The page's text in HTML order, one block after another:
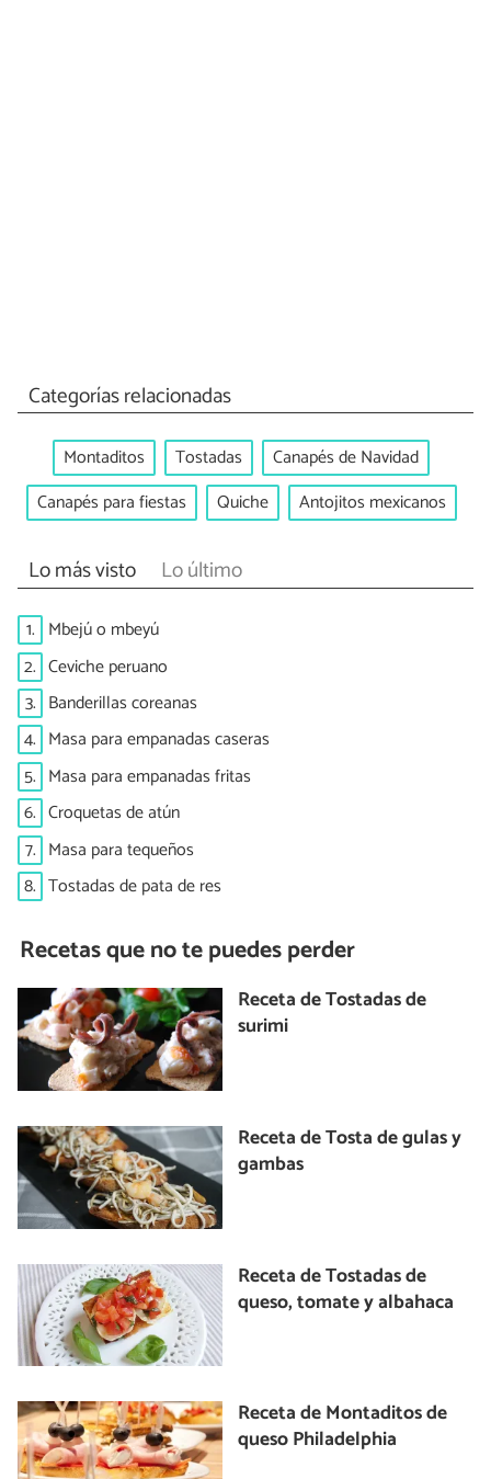
Categorías relacionadas
Montaditos Tostadas
Canapés de Navidad
Canapés para fiestas
Quiche Antojitos mexicanos
Lo más visto Lo último
1. Mbejú o mbeyú
2. Ceviche peruano
3. Banderillas coreanas
4. Masa para empanadas caseras
5. Masa para empanadas fritas
6. Croquetas de atún
7. Masa para tequeños
8. Tostadas de pata de res
Recetas que no te puedes perder
Receta de Tostadas de
surimi
Receta de Tosta de gulas y
gambas
Receta de Tostadas de
queso, tomate y albahaca
Receta de Montaditos de
queso Philadelphia